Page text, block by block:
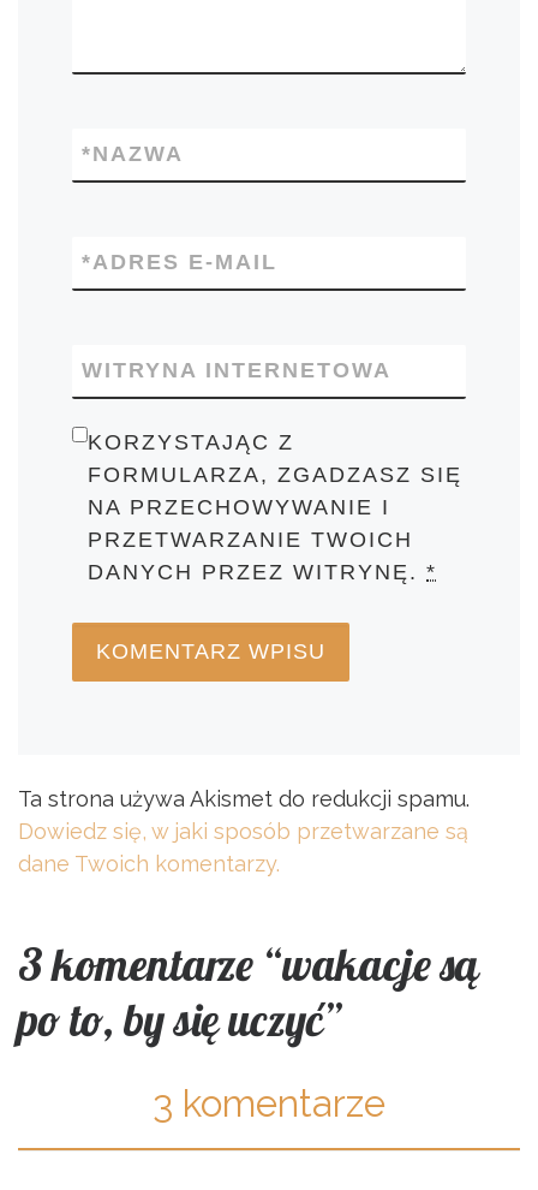
NAZWA
*
ADRES E-MAIL
*
WITRYNA INTERNETOWA
KORZYSTAJĄC Z
FORMULARZA, ZGADZASZ SIĘ
NA PRZECHOWYWANIE I
PRZETWARZANIE TWOICH
DANYCH PRZEZ WITRYNĘ.*
Ta strona używa Akismet do redukcji spamu.
Dowiedz się, w jaki sposób przetwarzane są
dane Twoich komentarzy.
3 komentarze “wakacje są
po to, by się uczyć”
3 komentarze